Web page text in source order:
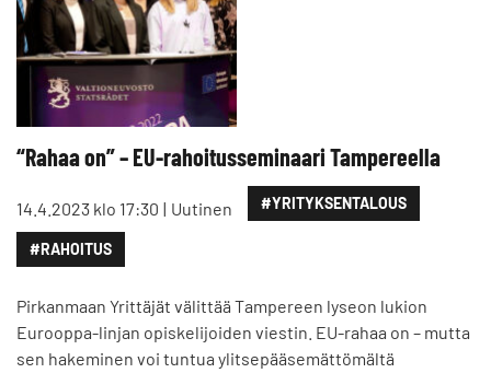
“Rahaa on” – EU-rahoitusseminaari Tampereella
14.4.2023 klo 17:30 Uutinen #YRITYKSENTALOUS
#RAHOITUS
Pirkanmaan Yrittäjät välittää Tampereen lyseon lukion
Eurooppa-linjan opiskelijoiden viestin. EU-rahaa on – mutta
sen hakeminen voi tuntua ylitsepääsemättömältä